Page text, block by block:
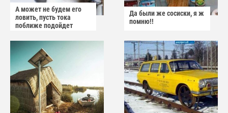
А может не будем его
ловить, пусть тока
поближе подойдет
Да были же сосиски, я ж
помню!!